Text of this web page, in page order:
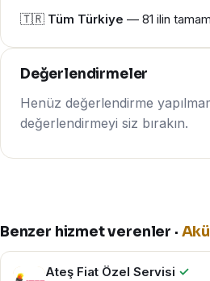
🇹🇷 Tüm Türkiye — 81 ilin
Değerlendirmeler
Henüz değerlendirme
değerlendirmeyi siz bırakın.
Benzer hizmet verenler ·
Ateş Fiat Özel Servisi ✓